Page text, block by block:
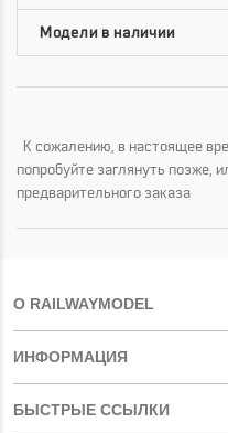
К сожалению, в настоящее
попробуйте заглянуть позже,
предварительного заказа
О RAILWAYMODEL
ИНФОРМАЦИЯ
БЫСТРЫЕ ССЫЛКИ